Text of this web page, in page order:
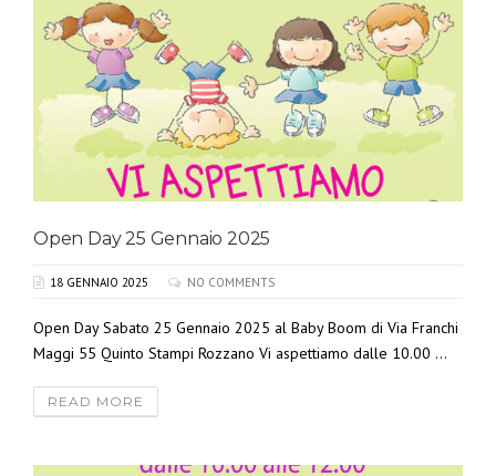
Open Day 25 Gennaio 2025
18 GENNAIO 2025 NO COMMENTS
Open Day Sabato 25 Gennaio 2025 al Baby Boom di Via Franchi
Maggi 55 Quinto Stampi Rozzano Vi aspettiamo dalle 10.00 ...
READ MORE